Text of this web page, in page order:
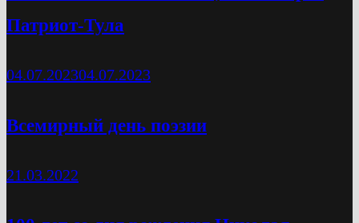
Патриот-Тула
04.07.202304.07.2023
Всемирный день поэзии
21.03.2022